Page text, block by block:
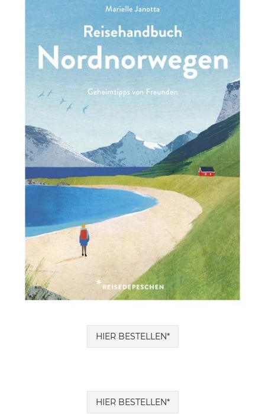
HIER BESTELLEN*
HIER BESTELLEN*